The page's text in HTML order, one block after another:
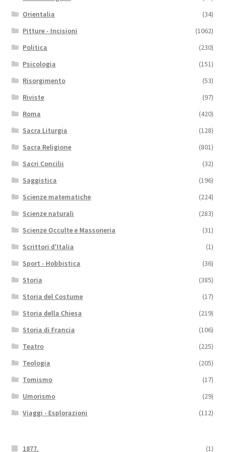
Orientalia
(34)
Pitture - Incisioni
(1062)
Politica
(230)
Psicologia
(151)
Risorgimento
(53)
Riviste
(97)
Roma
(420)
Sacra Liturgia
(128)
Sacra Religione
(801)
Sacri Concilii
(32)
Saggistica
(196)
Scienze matematiche
(224)
Scienze naturali
(283)
Scienze Occulte e Massoneria
(31)
Scrittori d'Italia
(1)
Sport - Hobbistica
(36)
Storia
(385)
Storia del Costume
(17)
Storia della Chiesa
(219)
Storia di Francia
(106)
Teatro
(225)
Teologia
(205)
Tomismo
(17)
Umorismo
(29)
Viaggi - Esplorazioni
(112)
1877. (1)